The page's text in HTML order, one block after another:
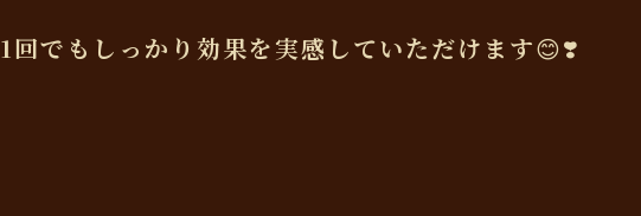
1回でもしっかり効果を実感していただけます😊❣️